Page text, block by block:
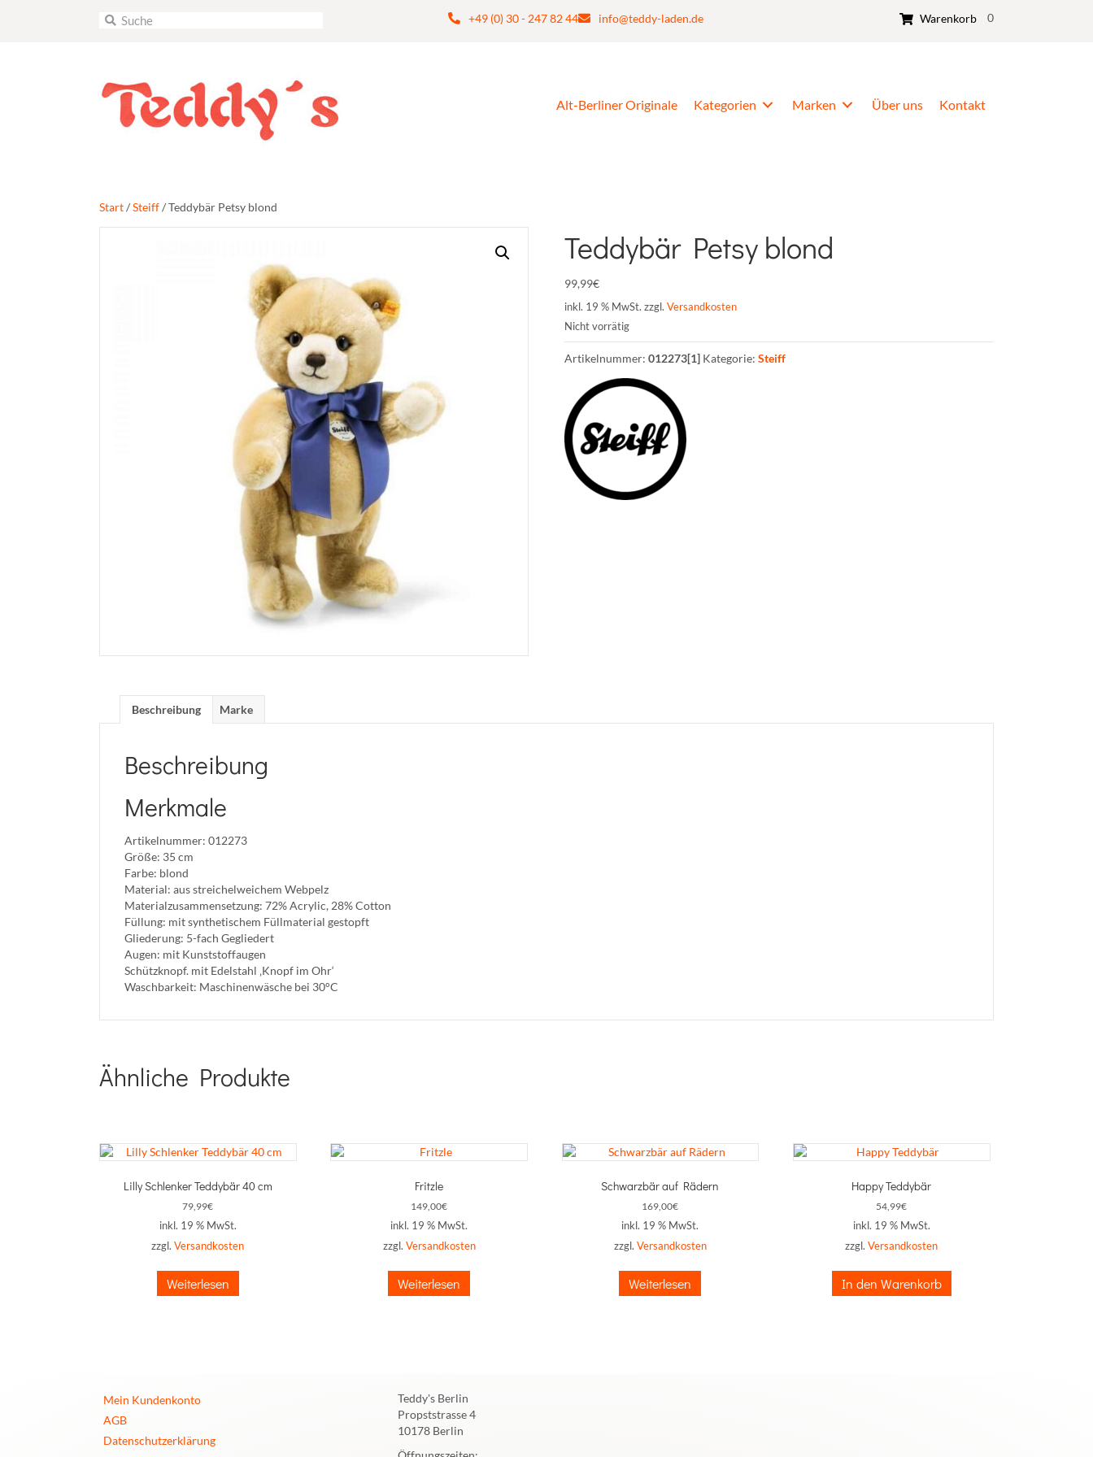
+49 (0) 30 - 247 82 44 info@teddy-laden.de Warenkorb 0
Alt-Berliner Originale Kategorien Marken Über uns Kontakt
Start/Steiff/ Teddybär Petsy blond
Teddybär Petsy blond
99,99€
inkl. 19 % MwSt. zzgl. Versandkosten
Nicht vorrätig
Artikelnummer: 012273[1] Kategorie: Steiff
Beschreibung Marke
Beschreibung
Merkmale
Artikelnummer: 012273
Größe: 35 cm
Farbe: blond
Material: aus streichelweichem Webpelz
Materialzusammensetzung: 72% Acrylic, 28% Cotton
Füllung: mit synthetischem Füllmaterial gestopft
Gliederung: 5-fach Gegliedert
Augen: mit Kunststoffaugen
Schützknopf. mit Edelstahl ‚Knopf im Ohr‘
Waschbarkeit: Maschinenwäsche bei 30°C
Ähnliche Produkte
Lilly Schlenker Teddybär 40 cm
79,99€
inkl. 19 % MwSt.
zzgl.Versandkosten
Weiterlesen
Fritzle
149,00€
inkl. 19 % MwSt.
zzgl. Versandkosten
Weiterlesen
Schwarzbär auf Rädern
169,00€
inkl. 19 % MwSt.
zzgl. Versandkosten
Weiterlesen
Happy Teddybär
54,99€
inkl. 19 % MwSt.
zzgl.Versandkosten
In den Warenkorb
Mein Kundenkonto
AGB
Datenschutzerklärung
Teddy's Berlin
Propststrasse 4
10178 Berlin